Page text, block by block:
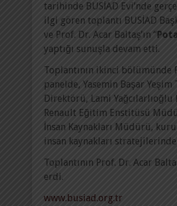
tarihinde BUSİAD Evi’nde
ilgi gören toplantı BUSİAD
ve Prof. Dr. Acar Baltaş’ın “
yaptığı sunuşla devam etti.
Toplantının ikinci bölümünde
panelde, Yasemin Başar
Direktörü, Lami Yağcılarlıoğlu
Renault Eğitim Enstitüsü
İnsan Kaynakları Müdürü,
insan kaynakları
Toplantının Prof. Dr. Acar
erdi.
www.busiad.org.tr